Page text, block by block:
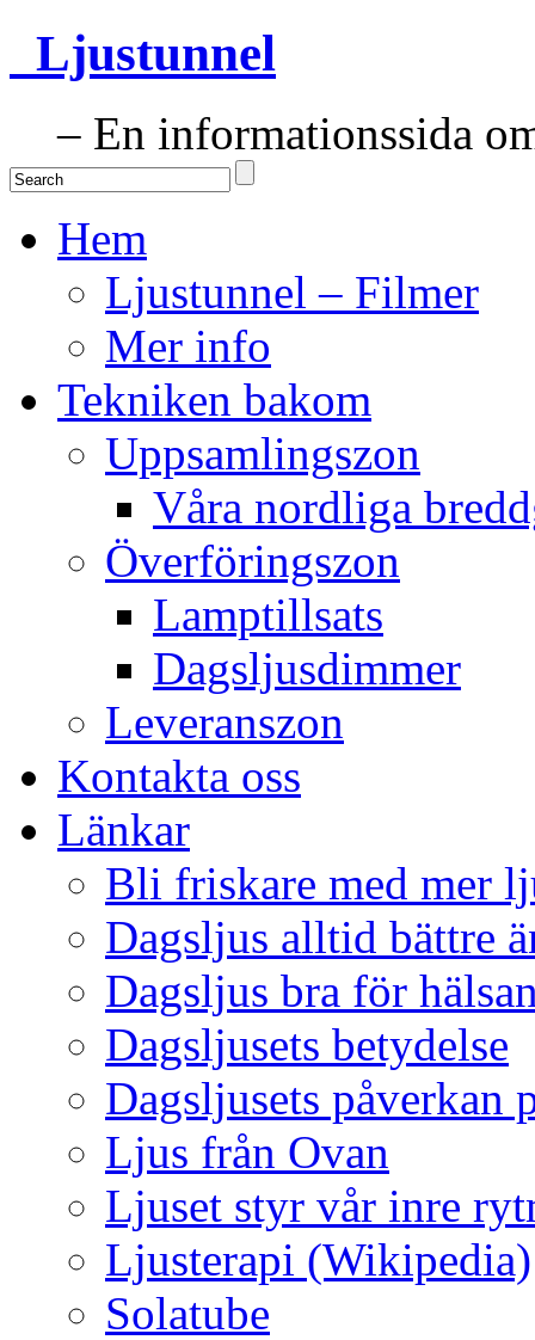
Ljustunnel
– En informationssida
Hem
Ljustunnel – Filmer
Mer info
Tekniken bakom
Uppsamlingszon
Våra nordliga
Överföringszon
Lamptillsats
Dagsljusdimmer
Leveranszon
Kontakta oss
Länkar
Bli friskare med mer
Dagsljus alltid bättre
Dagsljus bra för
Dagsljusets betydelse
Dagsljusets påverkan
Ljus från Ovan
Ljuset styr vår inre
Ljusterapi (Wikipedia)
Solatube